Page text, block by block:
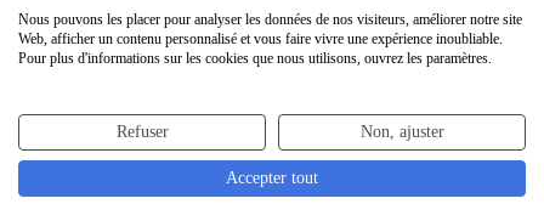
Nous pouvons les placer pour analyser les données de nos visiteurs, améliorer notre site
Web, afficher un contenu personnalisé et vous faire vivre une expérience inoubliable.
Pour plus d'informations sur les cookies que nous utilisons, ouvrez les paramètres.
Refuser Non, ajuster
Accepter tout